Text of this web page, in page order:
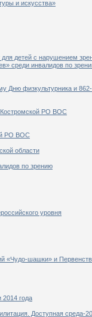
и искусства»
для детей с нарушением
среди инвалидов по
Дню физкультурника и
Костромской РО ВОС
РО ВОС
области
по зрению
уровня
«Чудо-шашки» и
года
Доступная среда-